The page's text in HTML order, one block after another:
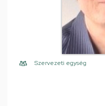
Szervezeti egység